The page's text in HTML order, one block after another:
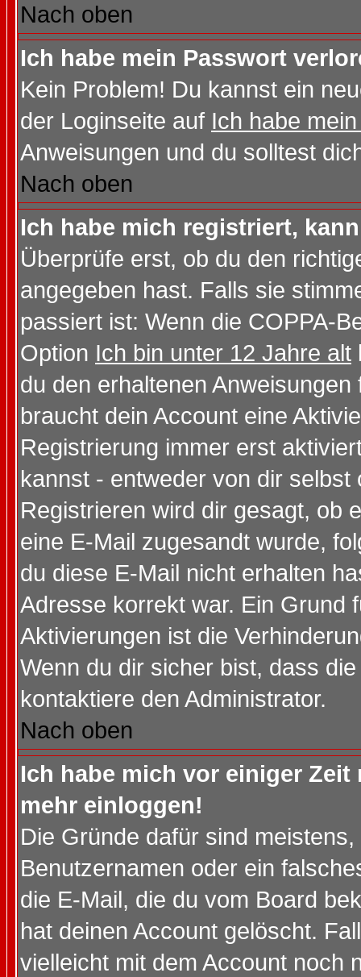
Nach oben
Ich habe mein Passwort
Kein Problem! Du kannst ein
der Loginseite auf Ich habe
Anweisungen und du solltest
Nach oben
Ich habe mich registriert,
Überprüfe erst, ob du den
angegeben hast. Falls sie
passiert ist: Wenn die COPPA-
Option Ich bin unter 12 Jahre alt
du den erhaltenen
braucht dein Account eine
Registrierung immer erst
kannst - entweder von dir selbst
Registrieren wird dir gesagt, ob
eine E-Mail zugesandt wurde,
du diese E-Mail nicht erhalten
Adresse korrekt war. Ein Grund
Aktivierungen ist die
Wenn du dir sicher bist, dass
kontaktiere den Administrator.
Nach oben
Ich habe mich vor einiger
mehr einloggen!
Die Gründe dafür sind
Benutzernamen oder ein
die E-Mail, die du vom Board
hat deinen Account gelöscht.
vielleicht mit dem Account noch